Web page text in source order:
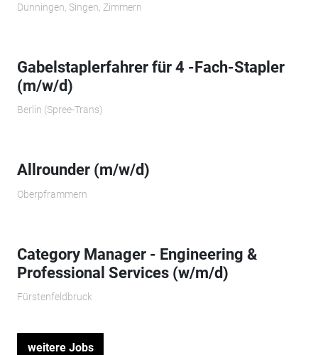
Dunningen, Singen, Zimmern
Gabelstaplerfahrer für 4 -Fach-Stapler
(m/w/d)
Berlin (Spree-Trans)
Allrounder (m/w/d)
Oberpframmern
Category Manager - Engineering &
Professional Services (w/m/d)
Fürstenfeldbruck
weitere Jobs